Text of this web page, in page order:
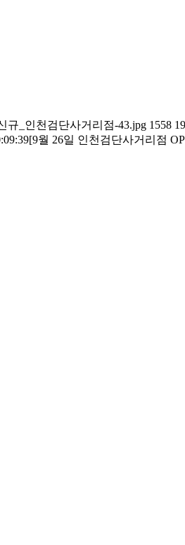
규_인천검단사거리점-43.jpg 1558
[9월 26일 인천검단사거리점